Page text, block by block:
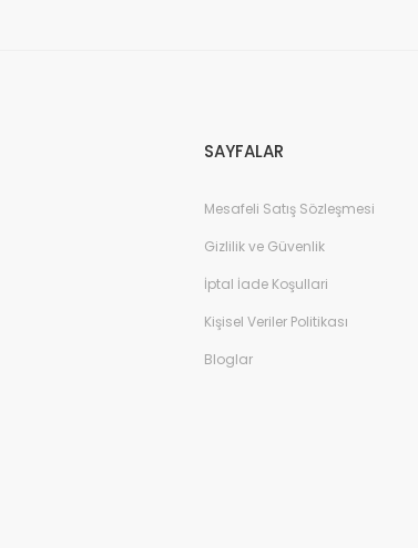
SAYFALAR
Mesafeli Satış Sözleşmesi
Gizlilik ve Güvenlik
İptal İade Koşullari
Kişisel Veriler Politikası
Bloglar